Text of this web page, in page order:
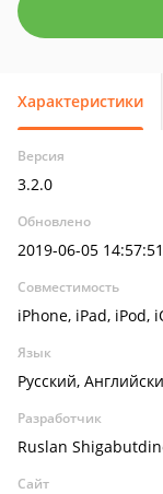
Характеристики
Версия
3.2.0
Обновлено
2019-06-05 14:57:51
Совместимость
iPhone, iPad, iPod,
Язык
Русский,
Разработчик
Ruslan
Сайт